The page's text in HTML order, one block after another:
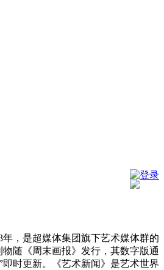
登录
年，是超媒体集团旗下艺术媒体群的
随《周末画报》发行，其数字版通
即时更新。《艺术新闻》是艺术世界